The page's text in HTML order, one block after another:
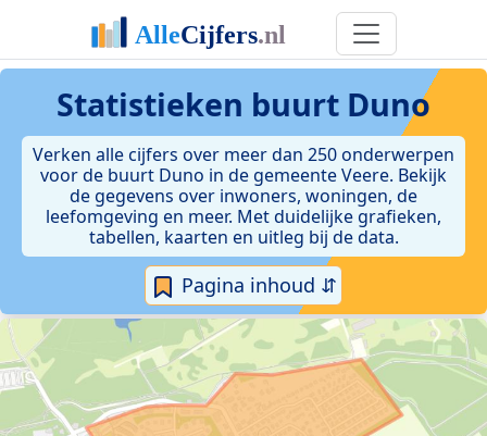
Statistieken buurt Duno
Verken alle cijfers over meer dan 250 onderwerpen
voor de buurt Duno in de gemeente Veere. Bekijk
de gegevens over inwoners, woningen, de
leefomgeving en meer. Met duidelijke grafieken,
tabellen, kaarten en uitleg bij de data.
Pagina inhoud ⇵